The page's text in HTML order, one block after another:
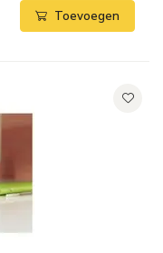
Toevoegen